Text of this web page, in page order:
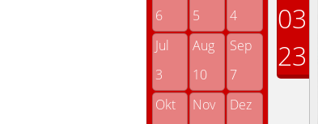
6
5
4
Jul
Aug
Sep
3
10
7
Okt
Nov
Dez
03
23